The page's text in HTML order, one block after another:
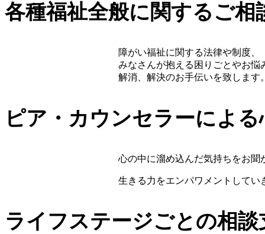
各種福祉全般に関するご相
障がい福祉に関する法律や制度、
みなさんが抱える困りごとやお悩
解消、解決のお手伝いを致します
ピア・カウンセラーによ
心の中に溜め込んだ気持ちをお聞
生きる力をエンパワメントしてい
ライフステージごとの相談